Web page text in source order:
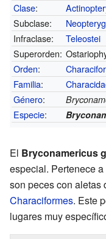
Clase:
Subclase:
Infraclase:
Teleostei
Superorden:
Orden:
Familia:
Género:
Especie:
El Bryconamericus
especial. Pertenece
son peces con aletas
Characiformes. Este
lugares muy